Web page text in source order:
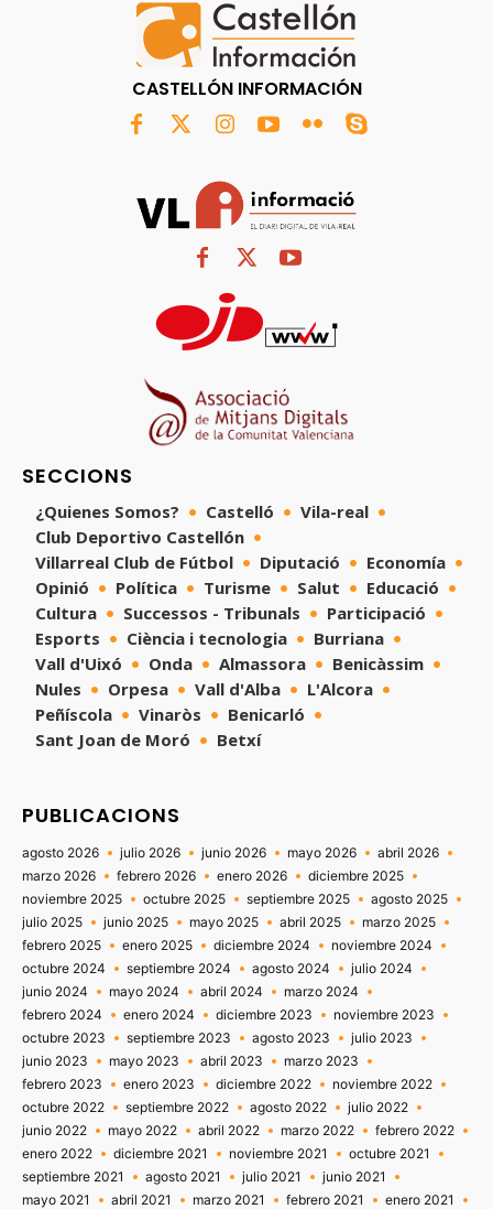
CASTELLÓN INFORMACIÓN
SECCIONS
¿Quienes Somos? Castelló
Vila-real
Club Deportivo Castellón
Villarreal Club de Fútbol
Diputació
Economía
Opinió
Política Turisme Salut
Educació
Cultura
Successos - Tribunals
Participació
Esports
Ciència i tecnologia
Burriana
Vall d'Uixó
Onda Almassora
Benicàssim
Nules
Orpesa Vall d'Alba
L'Alcora
Peñíscola
Vinaròs
Benicarló
Sant Joan de Moró
Betxí
PUBLICACIONS
agosto 2026 julio 2026 junio 2026 mayo 2026
abril 2026
marzo 2026
febrero 2026 enero 2026
diciembre 2025
noviembre 2025
octubre 2025 septiembre 2025
agosto 2025
julio 2025
junio 2025 mayo 2025 abril 2025
marzo 2025
febrero 2025
enero 2025 diciembre 2024
noviembre 2024
octubre 2024
septiembre 2024 agosto 2024
julio 2024
junio 2024
mayo 2024 abril 2024
marzo 2024
febrero 2024
enero 2024 diciembre 2023
noviembre 2023
octubre 2023
septiembre 2023 agosto 2023
julio 2023
junio 2023
mayo 2023 abril 2023
marzo 2023
febrero 2023
enero 2023 diciembre 2022
noviembre 2022
octubre 2022
septiembre 2022 agosto 2022
julio 2022
junio 2022
mayo 2022 abril 2022 marzo 2022
febrero 2022
enero 2022
diciembre 2021 noviembre 2021
octubre 2021
septiembre 2021
agosto 2021 julio 2021
junio 2021
mayo 2021
abril 2021 marzo 2021 febrero 2021
enero 2021